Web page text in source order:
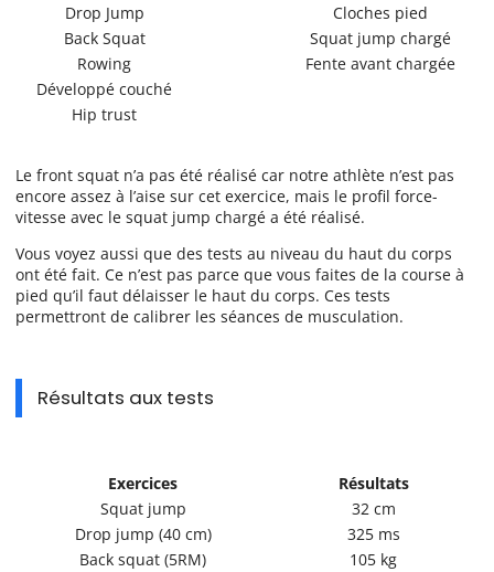
Drop Jump
Cloches pied
Back Squat
Squat jump chargé
Rowing
Fente avant chargée
Développé couché
Hip trust
Le front squat n’a pas été réalisé car notre athlète n’est pas
encore assez à l’aise sur cet exercice, mais le profil force-
vitesse avec le squat jump chargé a été réalisé.
Vous voyez aussi que des tests au niveau du haut du corps
ont été fait. Ce n’est pas parce que vous faites de la course à
pied qu’il faut délaisser le haut du corps. Ces tests
permettront de calibrer les séances de musculation.
Résultats aux tests
Exercices
Résultats
Squat jump
32 cm
Drop jump (40 cm)
325 ms
Back squat (5RM)
105 kg